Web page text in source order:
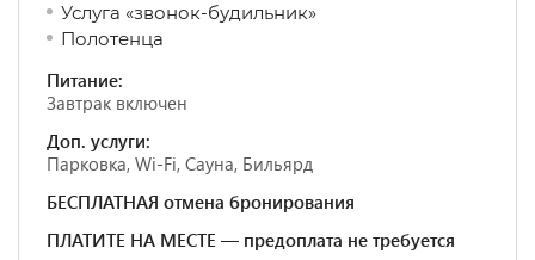
Услуга «звонок-будильник»
Полотенца
Питание:
Завтрак включен
Доп. услуги:
Парковка, Wi-Fi, Сауна, Бильярд
БЕСПЛАТНАЯ отмена бронирования
ПЛАТИТЕ НА МЕСТЕ — предоплата не требуется